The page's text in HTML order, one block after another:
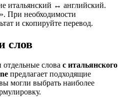
итальянский ↔ английский.
При необходимости
и скопируйте перевод.
слов
слова с итальянского
предлагает подходящие
могли выбрать наиболее